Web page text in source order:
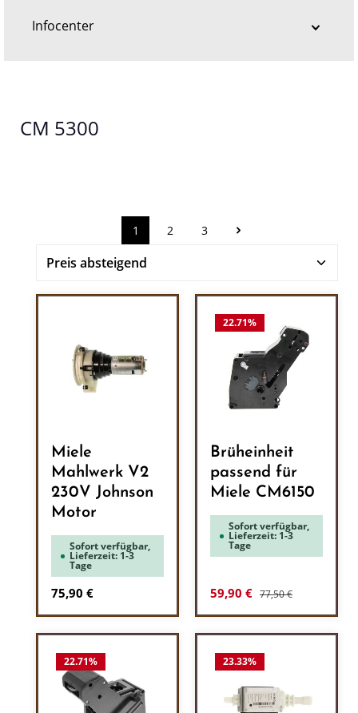
Infocenter
CM 5300
Seite
1 Seite
2 Seite
3
Miele
Mahlwerk V2
230V Johnson
Motor
Sofort verfügbar,
Lieferzeit: 1-3
Tage
Regulärer Preis:
75,90 €
22.71%
Brüheinheit
passend für
Miele CM6150
Sofort verfügbar,
Lieferzeit: 1-3
Tage
Verkaufspreis:
59,90 € Regulärer Preis:
77,50 €
22.71% 23.33%